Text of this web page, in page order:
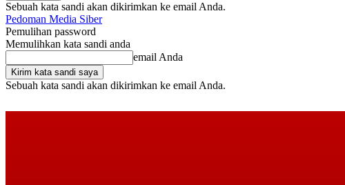
Sebuah kata sandi akan dikirimkan ke email Anda.
Pedoman Media Siber
Pemulihan password
Memulihkan kata sandi anda
email Anda
Sebuah kata sandi akan dikirimkan ke email Anda.